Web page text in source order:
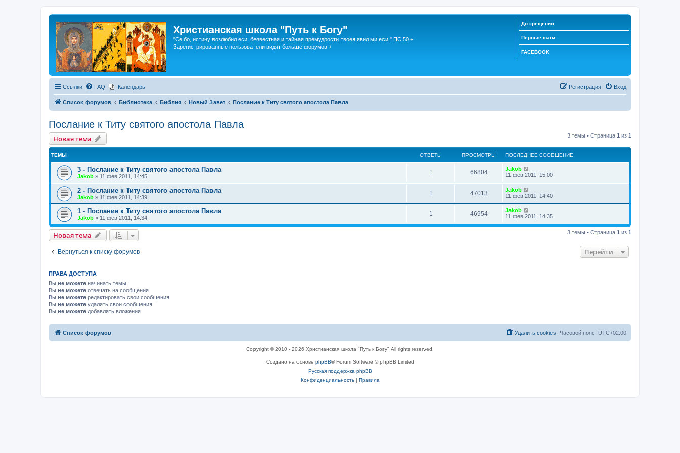
Христианская школа "Путь к Богу"
"Се бо, истину возлюбил еси, безвестная и тайная премудрости твоея явил ми еси." ПС 50 +
Зарегистрированные пользователи видят больше форумов +
До крещения
Первые шаги
FACEBOOK
Ссылки FAQ Календарь Вход
Регистрация
Список форумов Библиотека Библия Новый Завет Послание к Титу святого апостола Павла
Послание к Титу святого апостола Павла
Новая тема 3 темы • Страница 1 из 1
ТЕМЫ ОТВЕТЫ ПРОСМОТРЫ ПОСЛЕДНЕЕ СООБЩЕНИЕ
3 - Послание к Титу святого апостола Павла
Jakob » 11 фев 2011, 14:45
1 66804
Jakob
11 фев 2011, 15:00
2 - Послание к Титу святого апостола Павла
Jakob » 11 фев 2011, 14:39
1 47013
Jakob
11 фев 2011, 14:40
1 - Послание к Титу святого апостола Павла
Jakob » 11 фев 2011, 14:34
1 46954
Jakob
11 фев 2011, 14:35
Новая тема 3 темы • Страница 1 из 1
Вернуться к списку форумов Перейти
ПРАВА ДОСТУПА
Вы не можете начинать темы
Вы не можете отвечать на сообщения
Вы не можете редактировать свои сообщения
Вы не можете удалять свои сообщения
Вы не можете добавлять вложения
Список форумов Часовой пояс: UTC+02:00
Удалить cookies
Copyright © 2010 - 2026 Христианская школа "Путь к Богу" All rights reserved.
Создано на основе phpBB® Forum Software © phpBB Limited
Русская поддержка phpBB
Конфиденциальность| Правила